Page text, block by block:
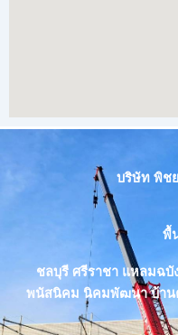
บริษัท พิช
พื้
ชลบุรี ศรีราชา แหลมฉบั
พนัสนิคม นิคมพัฒนา บ้าน